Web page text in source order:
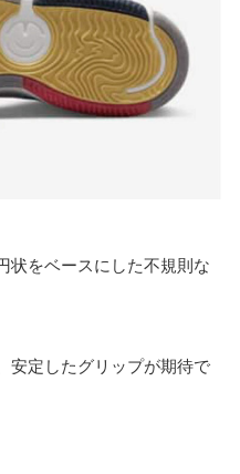
状をベースにした不規則な
安定したグリップが期待で